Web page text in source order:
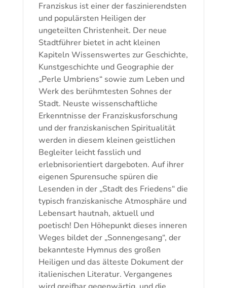
Franziskus ist einer der faszinierendsten
und populärsten Heiligen der
ungeteilten Christenheit. Der neue
Stadtführer bietet in acht kleinen
Kapiteln Wissenswertes zur Geschichte,
Kunstgeschichte und Geographie der
„Perle Umbriens“ sowie zum Leben und
Werk des berühmtesten Sohnes der
Stadt. Neuste wissenschaftliche
Erkenntnisse der Franziskusforschung
und der franziskanischen Spiritualität
werden in diesem kleinen geistlichen
Begleiter leicht fasslich und
erlebnisorientiert dargeboten. Auf ihrer
eigenen Spurensuche spüren die
Lesenden in der „Stadt des Friedens“ die
typisch franziskanische Atmosphäre und
Lebensart hautnah, aktuell und
poetisch! Den Höhepunkt dieses inneren
Weges bildet der „Sonnengesang“, der
bekannteste Hymnus des großen
Heiligen und das älteste Dokument der
italienischen Literatur. Vergangenes